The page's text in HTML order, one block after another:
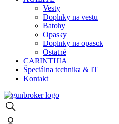
Vesty
Doplnky na vestu
Batohy
Opasky
Doplnky na opasok
Ostatné
CARINTHIA
Špeciálna technika & IT
Kontakt